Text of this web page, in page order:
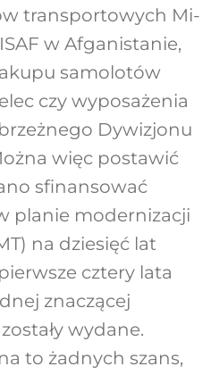
transportowych Mi-
w Afganistanie,
samolotów
czy wyposażenia
Dywizjonu
więc postawić
sfinansować
planie modernizacji
na dziesięć lat
cztery lata
znaczącej
wydane.
to żadnych szans,